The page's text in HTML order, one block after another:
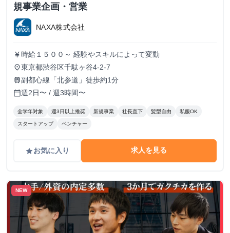
規事業企画・営業
NAXA株式会社
currency_yen 時給１５００～ 経験やスキルによって変動
place東京都渋谷区千駄ヶ谷4-2-7
train副都心線「北参道」徒歩約1分
calendar_today週2日〜 / 週3時間〜
全学年対象 週3日以上推奨 新規事業 社長直下 髪型自由 私服OK
スタートアップ ベンチャー
gradeお気に入り 求人を見る
NEW